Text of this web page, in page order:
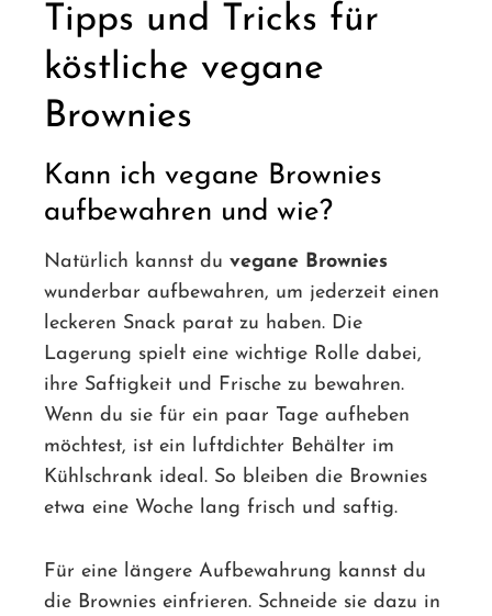
Tipps und Tricks für
köstliche vegane
Brownies
Kann ich vegane Brownies
aufbewahren und wie?
Natürlich kannst du vegane Brownies
wunderbar aufbewahren, um jederzeit einen
leckeren Snack parat zu haben. Die
Lagerung spielt eine wichtige Rolle dabei,
ihre Saftigkeit und Frische zu bewahren.
Wenn du sie für ein paar Tage aufheben
möchtest, ist ein luftdichter Behälter im
Kühlschrank ideal. So bleiben die Brownies
etwa eine Woche lang frisch und saftig.
Für eine längere Aufbewahrung kannst du
die Brownies einfrieren. Schneide sie dazu in